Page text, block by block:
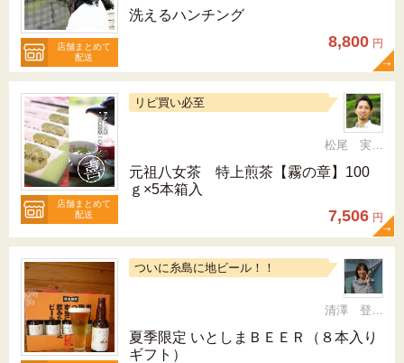
店舗まとめて
配送
洗えるハンチング
8,800 円
店舗まとめて
配送
リピ買い必至
松尾 実 （三十五代目、日本茶インストラクター）
元祖八女茶 特上煎茶【霧の章】100
ｇ×5本箱入
7,506 円
ついに糸島に地ビール！！
清澤 登希子
夏季限定 いとしまＢＥＥＲ（８本入り
ギフト）